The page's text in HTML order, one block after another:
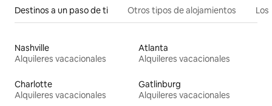
Destinos a un paso de ti Otros tipos de alojamientos
Nashville
Alquileres vacacionales
Atlanta
Alquileres vacacionales
Charlotte
Alquileres vacacionales
Gatlinburg
Alquileres vacacionales